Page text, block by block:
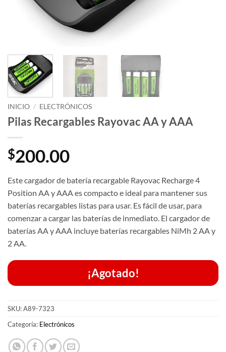
INICIO / ELECTRÓNICOS
Pilas Recargables Rayovac AA y AAA
$200.00
Este cargador de batería recargable Rayovac Recharge 4
Position AA y AAA es compacto e ideal para mantener sus
baterías recargables listas para usar. Es fácil de usar, para
comenzar a cargar las baterías de inmediato. El cargador de
baterías AA y AAA incluye baterías recargables NiMh 2 AA y
2 AA.
¡Agotado!
SKU:A89-7323
Categoría: Electrónicos